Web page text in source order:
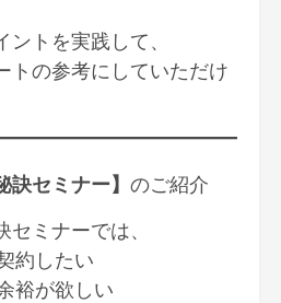
トを実践して、
トの参考にしていただけ
訣セミナー】 のご紹介
ミナーでは、
約したい
裕が欲しい